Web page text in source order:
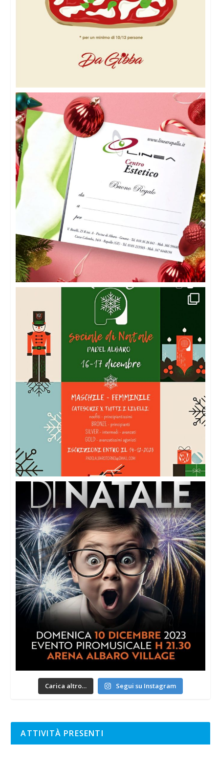
Carica altro… Segui su Instagram
ATTIVITÀ PRESENTI